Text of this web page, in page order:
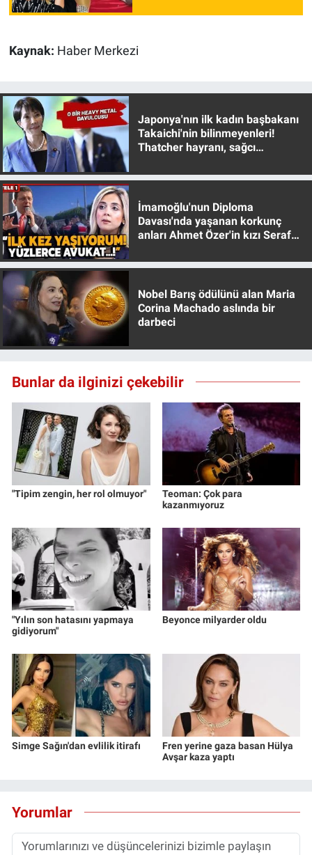
Kaynak: Haber Merkezi
Japonya'nın ilk kadın başbakanı
Takaichi'nin bilinmeyenleri!
Thatcher hayranı, sağcı
İmamoğlu'nun Diploma
Davası'nda yaşanan korkunç
anları Ahmet Özer'in kızı Seraf
Nobel Barış ödülünü alan Maria
Corina Machado aslında bir
darbeci
Bunlar da ilginizi çekebilir
"Tipim zengin, her rol olmuyor"
Teoman: Çok para
kazanmıyoruz
"Yılın son hatasını yapmaya
gidiyorum"
Beyonce milyarder oldu
Simge Sağın'dan evlilik itirafı
Fren yerine gaza basan Hülya
Avşar kaza yaptı
Yorumlar